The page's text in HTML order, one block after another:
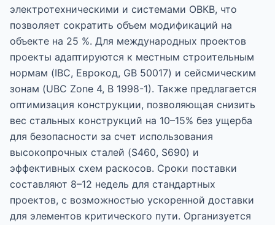
электротехническими и системами ОВКВ, что
позволяет сократить объем модификаций на
объекте на 25 %. Для международных проектов
проекты адаптируются к местным строительным
нормам (IBC, Еврокод, GB 50017) и сейсмическим
зонам (UBC Zone 4, В 1998-1). Также предлагается
оптимизация конструкции, позволяющая снизить
вес стальных конструкций на 10–15% без ущерба
для безопасности за счет использования
высокопрочных сталей (S460, S690) и
эффективных схем раскосов. Сроки поставки
составляют 8–12 недель для стандартных
проектов, с возможностью ускоренной доставки
для элементов критического пути. Организуется